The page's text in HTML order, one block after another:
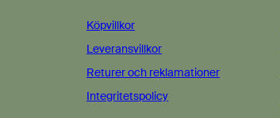
Köpvillkor
Leveransvillkor
Returer och reklamationer
Integritetspolicy